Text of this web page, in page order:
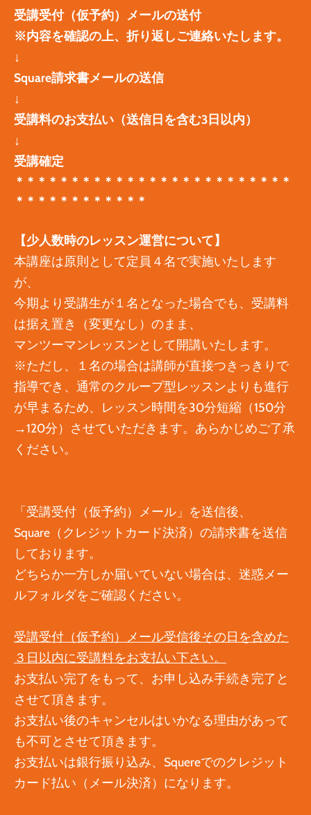
受講受付（仮予約）メールの送付
※内容を確認の上、折り返しご連絡いたします。
↓
Square請求書メールの送信
↓
受講料のお支払い（送信日を含む3日以内）
↓
​受講確定
＊＊＊＊＊＊＊＊＊＊＊＊＊＊＊＊＊＊＊＊＊＊＊＊＊
＊＊＊＊＊＊＊＊＊＊＊＊
【少人数時のレッスン運営について】
本講座は原則として定員４名で実施いたします
が、
今期より受講生が１名となった場合でも、受講料
は据え置き（変更なし）のまま、
マンツーマンレッスンとして開講いたします。
※ただし、１名の場合は講師が直接つきっきりで
指導でき、通常のクループ型レッスンよりも進行
が早まるため、レッスン時間を30分短縮（150分
→120分）させていただきます。あらかじめご了承
ください。
「受講受付（仮予約）メール」を送信後、
Square（クレジットカード決済）の請求書を送信
しております。
どちらか一方しか届いていない場合は、迷惑メー
ルフォルダをご確認ください。
受講受付（仮予約）メール受信後その日を含めた
３日以内に受講料をお支払い下さい。
お支払い完了をもって、お申し込み手続き完了と
させて頂きます。
お支払い後のキャンセルはいかなる理由があって
も不可とさせて頂きます。
お支払いは銀行振り込み、Squereでのクレジット
カード払い（メール決済）になります。